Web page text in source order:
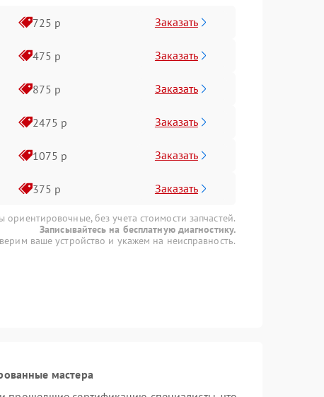
725 р Заказать
475 р Заказать
875 р Заказать
2475 р Заказать
1075 р Заказать
375 р Заказать
ориентировочные, без учета стоимости запчастей.
Записывайтесь на бесплатную диагностику.
ваше устройство и укажем на неисправность.
мастера